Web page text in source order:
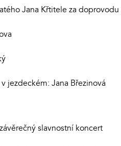
Jana Křtitele za doprovodu
jezdeckém: Jana Březinová
slavnostní koncert